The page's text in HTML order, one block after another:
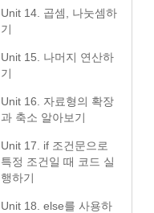
Unit 14. 곱셈, 나눗셈하
기
Unit 15. 나머지 연산하
기
Unit 16. 자료형의 확장
과 축소 알아보기
Unit 17. if 조건문으로
특정 조건일 때 코드 실
행하기
Unit 18. else를 사용하